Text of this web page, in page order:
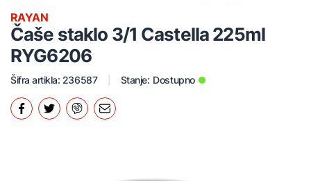
Čaše staklo 3/1 Castella 225ml
RYG6206
RAYAN
Šifra artikla: 236587 Stanje: Dostupno